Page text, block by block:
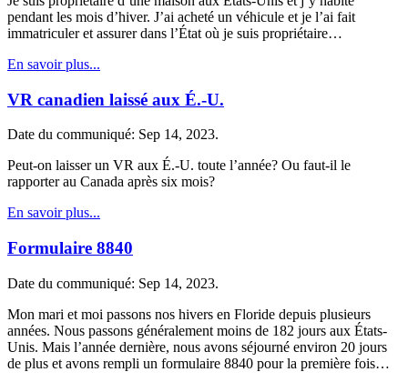
pendant les mois d’hiver. J’ai acheté un véhicule et je l’ai fait
immatriculer et assurer dans l’État où je suis propriétaire…
En savoir plus...
VR canadien laissé aux É.-U.
Date du communiqué: Sep 14, 2023.
Peut-on laisser un VR aux É.-U. toute l’année? Ou faut-il le
rapporter au Canada après six mois?
En savoir plus...
Formulaire 8840
Date du communiqué: Sep 14, 2023.
Mon mari et moi passons nos hivers en Floride depuis plusieurs
années. Nous passons généralement moins de 182 jours aux États-
Unis. Mais l’année dernière, nous avons séjourné environ 20 jours
de plus et avons rempli un formulaire 8840 pour la première fois…